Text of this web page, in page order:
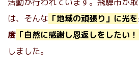
は、そんな 「地域の頑張り」に光を
度 「自然に感謝し恩返しをしたい！
しました。